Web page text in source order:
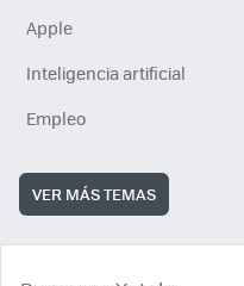
Apple
Inteligencia artificial
Empleo
VER MÁS TEMAS